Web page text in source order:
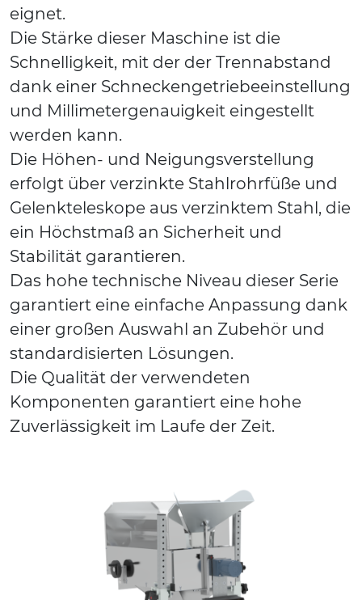
eignet.
Die Stärke dieser Maschine ist die
Schnelligkeit, mit der der Trennabstand
dank einer Schneckengetriebeeinstellung
und Millimetergenauigkeit eingestellt
werden kann.
Die Höhen- und Neigungsverstellung
erfolgt über verzinkte Stahlrohrfüße und
Gelenkteleskope aus verzinktem Stahl, die
ein Höchstmaß an Sicherheit und
Stabilität garantieren.
Das hohe technische Niveau dieser Serie
garantiert eine einfache Anpassung dank
einer großen Auswahl an Zubehör und
standardisierten Lösungen.
Die Qualität der verwendeten
Komponenten garantiert eine hohe
Zuverlässigkeit im Laufe der Zeit.